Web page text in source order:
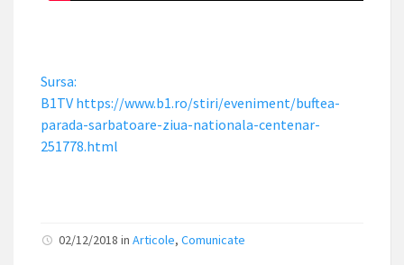
Sursa:
B1TV https://www.b1.ro/stiri/eveniment/buftea-
parada-sarbatoare-ziua-nationala-centenar-
251778.html
02/12/2018 in Articole, Comunicate